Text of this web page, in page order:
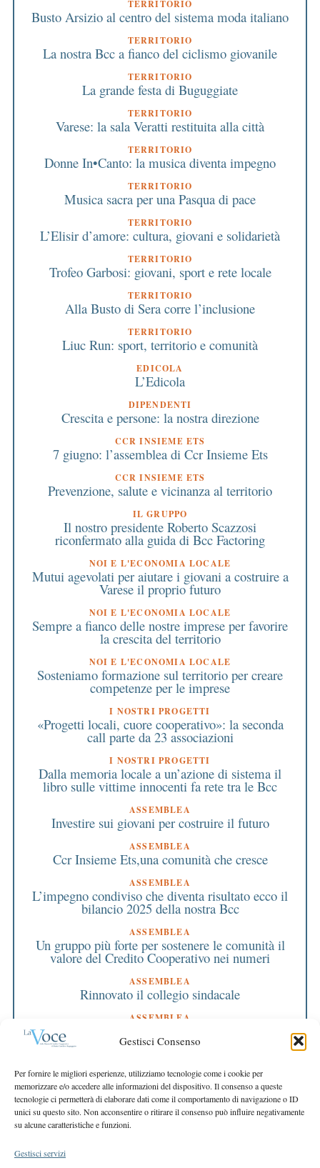
Gestisci Consenso
Per fornire le migliori esperienze, utilizziamo tecnologie come i cookie per
memorizzare e/o accedere alle informazioni del dispositivo. Il consenso a queste
tecnologie ci permetterà di elaborare dati come il comportamento di navigazione o ID
unici su questo sito. Non acconsentire o ritirare il consenso può influire negativamente
su alcune caratteristiche e funzioni.
Gestisci servizi
TERRITORIO
Busto Arsizio al centro del sistema moda italiano
TERRITORIO
La nostra Bcc a fianco del ciclismo giovanile
TERRITORIO
La grande festa di Buguggiate
TERRITORIO
Varese: la sala Veratti restituita alla città
TERRITORIO
Donne In•Canto: la musica diventa impegno
TERRITORIO
Musica sacra per una Pasqua di pace
TERRITORIO
L’Elisir d’amore: cultura, giovani e solidarietà
TERRITORIO
Trofeo Garbosi: giovani, sport e rete locale
TERRITORIO
Alla Busto di Sera corre l’inclusione
TERRITORIO
Liuc Run: sport, territorio e comunità
EDICOLA
L’Edicola
DIPENDENTI
Crescita e persone: la nostra direzione
CCR INSIEME ETS
7 giugno: l’assemblea di Ccr Insieme Ets
CCR INSIEME ETS
Prevenzione, salute e vicinanza al territorio
IL GRUPPO
Il nostro presidente Roberto Scazzosi
riconfermato alla guida di Bcc Factoring
NOI E L'ECONOMIA LOCALE
Mutui agevolati per aiutare i giovani a costruire a
Varese il proprio futuro
NOI E L'ECONOMIA LOCALE
Sempre a fianco delle nostre imprese per favorire
la crescita del territorio
NOI E L'ECONOMIA LOCALE
Sosteniamo formazione sul territorio per creare
competenze per le imprese
I NOSTRI PROGETTI
«Progetti locali, cuore cooperativo»: la seconda
call parte da 23 associazioni
I NOSTRI PROGETTI
Dalla memoria locale a un’azione di sistema il
libro sulle vittime innocenti fa rete tra le Bcc
ASSEMBLEA
Investire sui giovani per costruire il futuro
ASSEMBLEA
Ccr Insieme Ets,una comunità che cresce
ASSEMBLEA
L’impegno condiviso che diventa risultato ecco il
bilancio 2025 della nostra Bcc
ASSEMBLEA
Un gruppo più forte per sostenere le comunità il
valore del Credito Cooperativo nei numeri
ASSEMBLEA
Rinnovato il collegio sindacale
ASSEMBLEA
Bilancio approvato all’unanimità e 2 milioni
destinati al territorio
EDITORIALE DIRETTORE
Crescere restando riconoscibili
EDITORIALE PRESIDENTE
Costruire futuro insieme